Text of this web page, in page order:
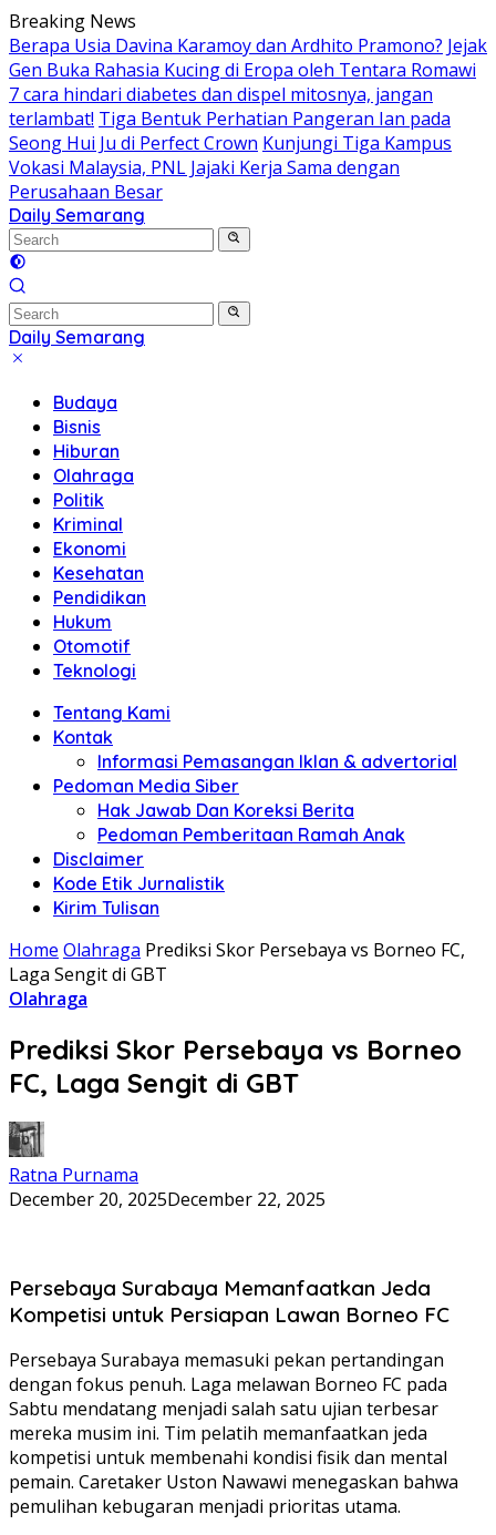
Skip
to
content
Breaking News
Berapa Usia Davina Karamoy dan Ardhito Pramono? Jejak
Gen Buka Rahasia Kucing di Eropa oleh Tentara Romawi
7 cara hindari diabetes dan dispel mitosnya, jangan
terlambat! Tiga Bentuk Perhatian Pangeran Ian pada
Seong Hui Ju di Perfect Crown Kunjungi Tiga Kampus
Vokasi Malaysia, PNL Jajaki Kerja Sama dengan
Perusahaan Besar
Daily Semarang
"Semarang
Hari
Ini:
Informasi
Terkini
untuk
Daily Semarang
"Semarang
Informasi
Terkini
untuk
Anda"
Budaya
Bisnis
Hiburan
Olahraga
Politik
Kriminal
Ekonomi
Kesehatan
Pendidikan
Hukum
Otomotif
Teknologi
Tentang Kami
Kontak
Informasi Pemasangan Iklan & advertorial
Pedoman Media Siber
Hak Jawab Dan Koreksi Berita
Pedoman Pemberitaan Ramah Anak
Disclaimer
Kode Etik Jurnalistik
Kirim Tulisan
Home Olahraga Prediksi Skor Persebaya vs Borneo FC,
Laga Sengit di GBT
Olahraga
Prediksi Skor Persebaya vs Borneo
FC, Laga Sengit di GBT
Ratna Purnama
December 20, 2025December 22, 2025
Persebaya Surabaya Memanfaatkan Jeda
Kompetisi untuk Persiapan Lawan Borneo FC
Persebaya Surabaya memasuki pekan pertandingan
dengan fokus penuh. Laga melawan Borneo FC pada
Sabtu mendatang menjadi salah satu ujian terbesar
mereka musim ini. Tim pelatih memanfaatkan jeda
kompetisi untuk membenahi kondisi fisik dan mental
pemain. Caretaker Uston Nawawi menegaskan bahwa
pemulihan kebugaran menjadi prioritas utama.